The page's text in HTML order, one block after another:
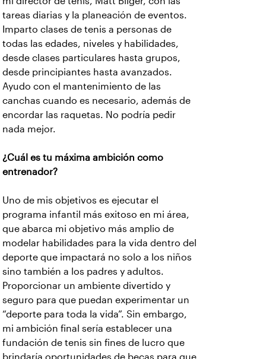
tareas diarias y la planeación de eventos.
Imparto clases de tenis a personas de
todas las edades, niveles y habilidades,
desde clases particulares hasta grupos,
desde principiantes hasta avanzados.
Ayudo con el mantenimiento de las
canchas cuando es necesario, además de
encordar las raquetas. No podría pedir
nada mejor.
¿Cuál es tu máxima ambición como
entrenador?
Uno de mis objetivos es ejecutar el
programa infantil más exitoso en mi área,
que abarca mi objetivo más amplio de
modelar habilidades para la vida dentro del
deporte que impactará no solo a los niños
sino también a los padres y adultos.
Proporcionar un ambiente divertido y
seguro para que puedan experimentar un
“deporte para toda la vida”. Sin embargo,
mi ambición final sería establecer una
fundación de tenis sin fines de lucro que
brindaría oportunidades de becas para que